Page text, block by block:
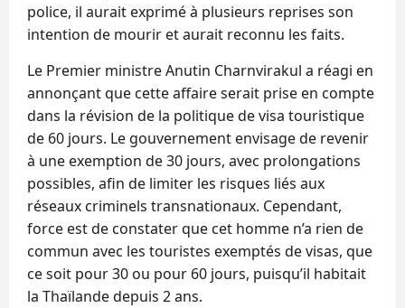
police, il aurait exprimé à plusieurs reprises son
intention de mourir et aurait reconnu les faits.
Le Premier ministre Anutin Charnvirakul a réagi en
annonçant que cette affaire serait prise en compte
dans la révision de la politique de visa touristique
de 60 jours. Le gouvernement envisage de revenir
à une exemption de 30 jours, avec prolongations
possibles, afin de limiter les risques liés aux
réseaux criminels transnationaux. Cependant,
force est de constater que cet homme n’a rien de
commun avec les touristes exemptés de visas, que
ce soit pour 30 ou pour 60 jours, puisqu’il habitait
la Thaïlande depuis 2 ans.